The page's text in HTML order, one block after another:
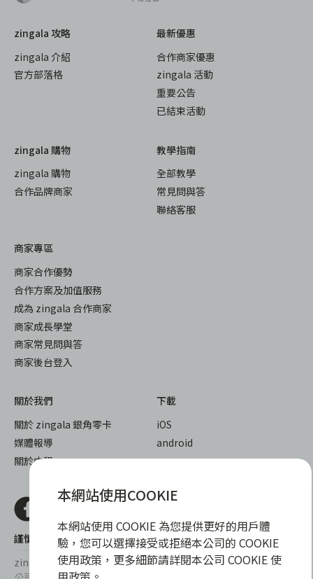
zingala 攻略
zingala 介紹
官方部落格
最新優惠
合作商家優惠
zingala 活動
重要公告
已結束活動
zingala 購物
zingala 購物
合作品牌商家
教學指南
全部教學
常見問與答
聯絡客服
商家專區
商家合作優勢
合作方案及加值服務
成為 zingala 合作商家
商家成長學堂
商家常見問與答
商家後台登入
關於我們
關於 zingala 銀角零卡
媒體報導
關於中租
下載
iOS
android
謹慎衡量自身財務狀況，理性理財最安心
zingala銀角零卡/仲信資融沒有代辦公司及代辦業務，也未與代辦
本網站使用COOKIE
本網站使用 COOKIE 為您提供更好的用戶體
驗，您可以選擇接受或拒絕本公司的 COOKIE
使用政策，更多細節請詳閱本公司 COOKIE 使